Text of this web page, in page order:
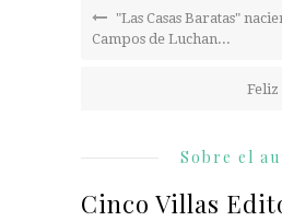
"Las Casas Baratas"
Campos de Luchan...
Feliz
Sobre el
Cinco Villas